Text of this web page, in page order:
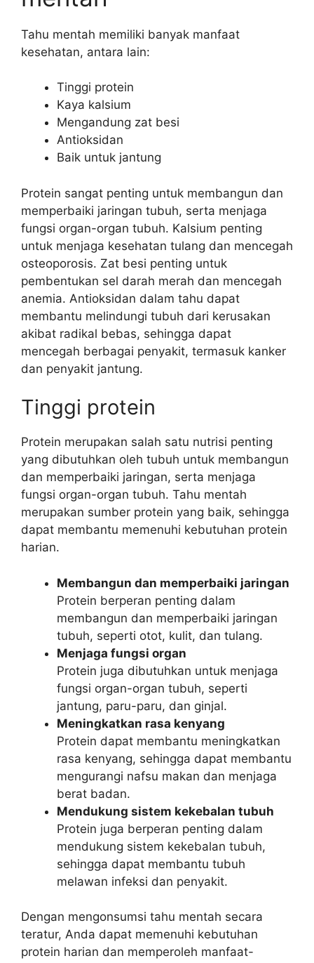
Tahu mentah memiliki banyak manfaat
kesehatan, antara lain:
Tinggi protein
Kaya kalsium
Mengandung zat besi
Antioksidan
Baik untuk jantung
Protein sangat penting untuk membangun dan
memperbaiki jaringan tubuh, serta menjaga
fungsi organ-organ tubuh. Kalsium penting
untuk menjaga kesehatan tulang dan mencegah
osteoporosis. Zat besi penting untuk
pembentukan sel darah merah dan mencegah
anemia. Antioksidan dalam tahu dapat
membantu melindungi tubuh dari kerusakan
akibat radikal bebas, sehingga dapat
mencegah berbagai penyakit, termasuk kanker
dan penyakit jantung.
Tinggi protein
Protein merupakan salah satu nutrisi penting
yang dibutuhkan oleh tubuh untuk membangun
dan memperbaiki jaringan, serta menjaga
fungsi organ-organ tubuh. Tahu mentah
merupakan sumber protein yang baik, sehingga
dapat membantu memenuhi kebutuhan protein
harian.
Membangun dan memperbaiki jaringan
Protein berperan penting dalam
membangun dan memperbaiki jaringan
tubuh, seperti otot, kulit, dan tulang.
Menjaga fungsi organ
Protein juga dibutuhkan untuk menjaga
fungsi organ-organ tubuh, seperti
jantung, paru-paru, dan ginjal.
Meningkatkan rasa kenyang
Protein dapat membantu meningkatkan
rasa kenyang, sehingga dapat membantu
mengurangi nafsu makan dan menjaga
berat badan.
Mendukung sistem kekebalan tubuh
Protein juga berperan penting dalam
mendukung sistem kekebalan tubuh,
sehingga dapat membantu tubuh
melawan infeksi dan penyakit.
Dengan mengonsumsi tahu mentah secara
teratur, Anda dapat memenuhi kebutuhan
protein harian dan memperoleh manfaat-